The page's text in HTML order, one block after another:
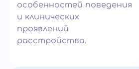
особенностей поведения
и клинических
проявлений
расстройства.